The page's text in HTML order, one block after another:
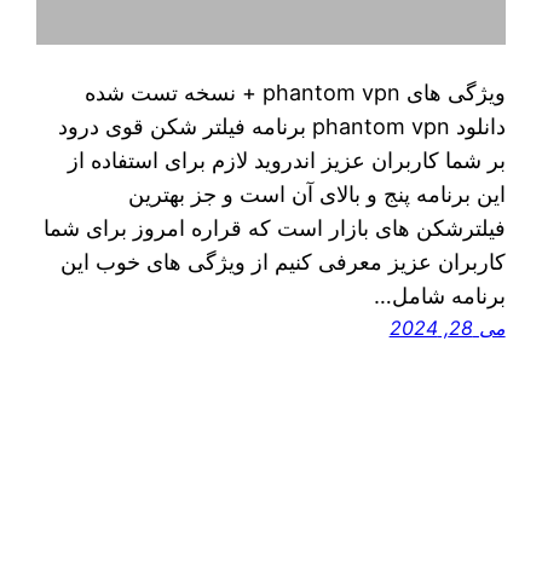
ویژگی های phantom vpn + نسخه تست شده
دانلود phantom vpn برنامه فیلتر شکن قوی درود
بر شما کاربران عزیز اندروید لازم برای استفاده از
این برنامه پنج و بالای آن است و جز بهترین
فیلترشکن های بازار است که قراره امروز برای شما
کاربران عزیز معرفی کنیم از ویژگی های خوب این
برنامه شامل…
می 28, 2024